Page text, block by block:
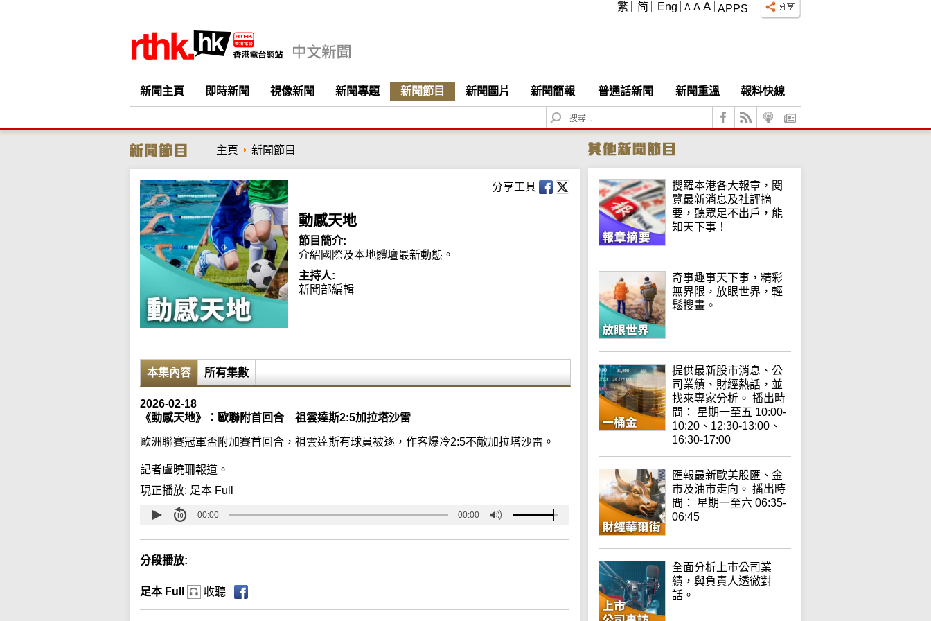
APPS
A A A
繁 简 Eng
新聞主頁 即時新聞 視像新聞 新聞專題 新聞節目 新聞圖片 新聞簡報 普通話新聞 新聞重溫
報料快線
S
e
c
h
主頁 新聞節目
分享工具
動感天地
節目簡介:
介紹國際及本地體壇最新動態。
主持人:
新聞部編輯
本集內容 所有集數
2026-02-18
《動感天地》：歐聯附首回合 祖雲達斯2:5加拉塔沙雷
歐洲聯賽冠軍盃附加賽首回合，祖雲達斯有球員被逐，作客爆冷2:5不敵加拉塔沙雷。
記者盧曉珊報道。
現正播放: 足本 Full
00:00 00:00
分段播放:
足本 Full 收聽
搜羅本港各大報章，閱
覽最新消息及社評摘
要，聽眾足不出戶，能
知天下事！
奇事趣事天下事，精彩
無界限，放眼世界，輕
鬆搜畫。
提供最新股市消息、公
司業績、財經熱話，並
找來專家分析。 播出時
間： 星期一至五 10:00-
10:20、12:30-13:00、
16:30-17:00
匯報最新歐美股匯、金
市及油市走向。 播出時
間： 星期一至六 06:35-
06:45
全面分析上巿公司業
績，與負責人透徹對
話。